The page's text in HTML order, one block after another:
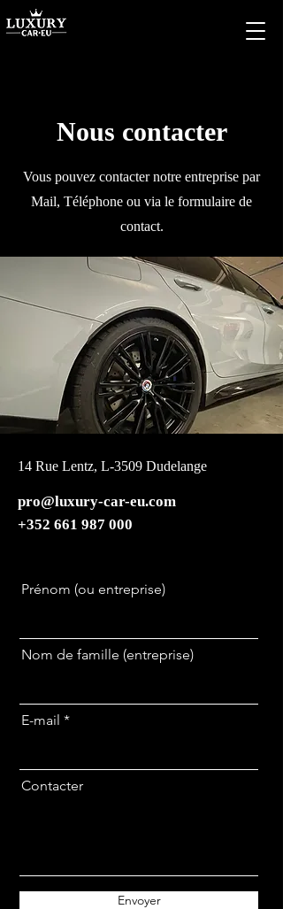
Nous contacter
Vous pouvez contacter notre entreprise par
Mail, Téléphone ou via le formulaire de
contact.
14 Rue Lentz, L-3509 Dudelange
pro@luxury-car-eu.com
+352 661 987 000
Prénom (ou entreprise)
Nom de famille (entreprise)
E-mail
Contacter
Envoyer